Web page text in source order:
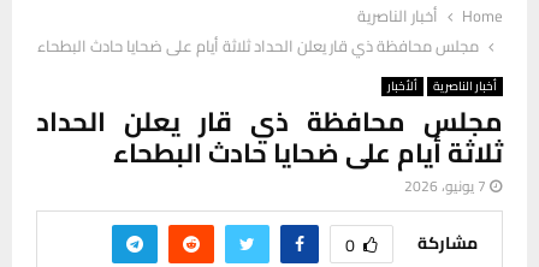
Home
أخبار الناصرية
مجلس محافظة ذي قار يعلن الحداد ثلاثة أيام على ضحايا حادث البطحاء
أخبار الناصرية ألأخبار
مجلس محافظة ذي قار يعلن الحداد
ثلاثة أيام على ضحايا حادث البطحاء
7 يونيو، 2026
مشاركة 0